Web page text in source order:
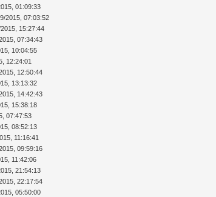
01:09:33
2015, 07:03:52
15:27:44
07:34:43
10:04:55
12:24:01
12:50:44
13:13:32
14:42:43
15:38:18
07:47:53
08:52:13
11:16:41
09:59:16
11:42:06
21:54:13
22:17:54
05:50:00